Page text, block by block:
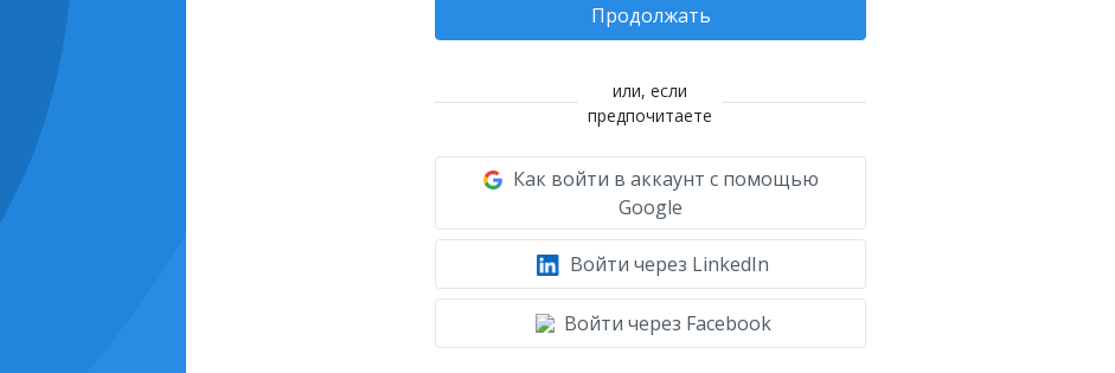
Продолжать
или, если
предпочитаете
Как войти в аккаунт с помощью
Google
Войти через LinkedIn
Войти через Facebook